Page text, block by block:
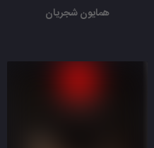
همایون شجریان